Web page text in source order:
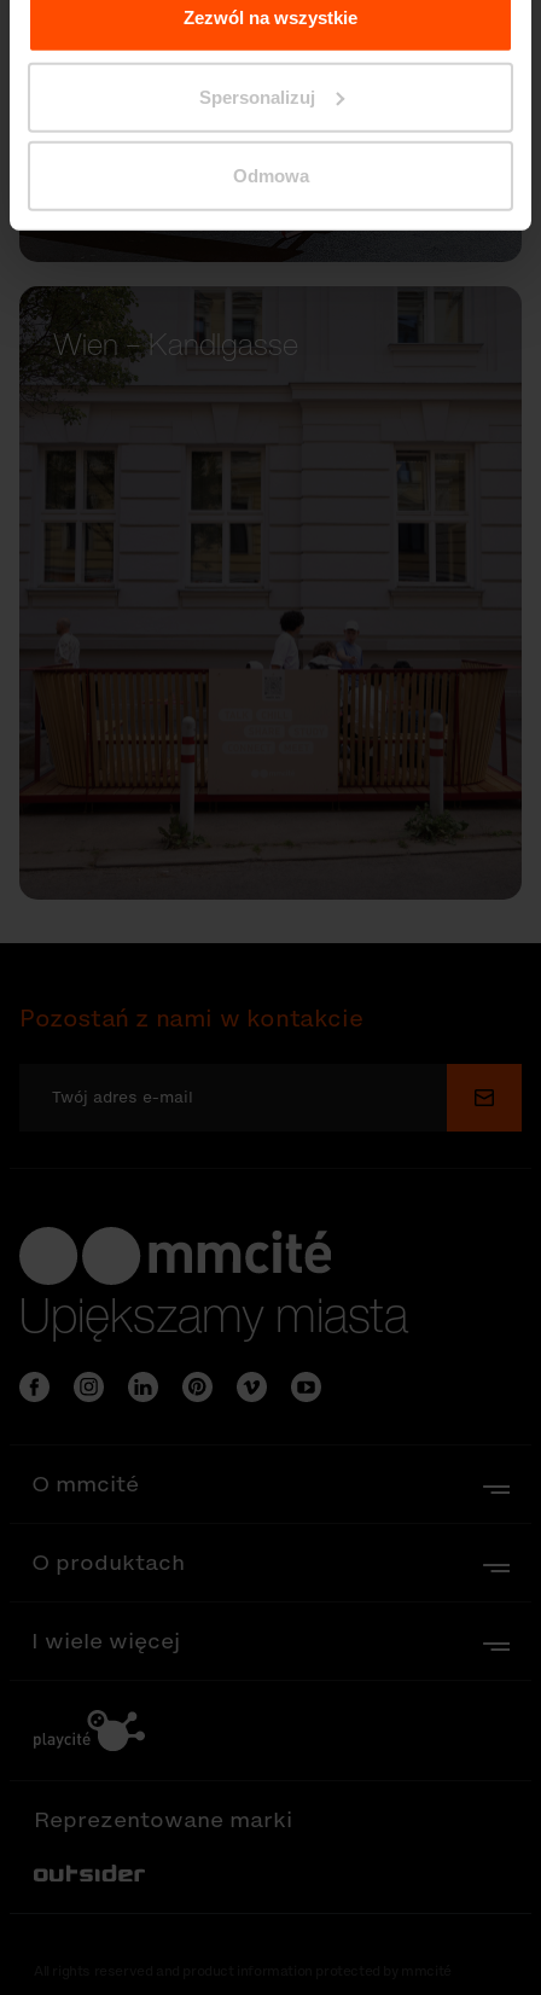
Relating to the Processing Personal Data
Zezwól na wszystkie
Spersonalizuj
Odmowa
Wien – Kandlgasse
Pozostań z nami w kontakcie
Wyślij
Upiększamy miasta
O mmcité
O produktach
I wiele więcej
Reprezentowane marki
Out-Sider